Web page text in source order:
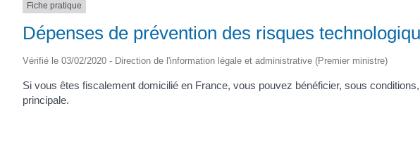
Fiche pratique
Dépenses de prévention des risques
Vérifié le 03/02/2020 - Direction de l'information légale et administrative (Premier ministre)
Si vous êtes fiscalement domicilié en France, vous pouvez bénéficier, sous
principale.